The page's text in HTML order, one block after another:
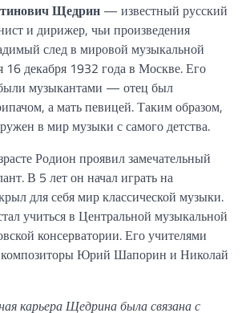
Щедрин — известный русский
и дирижер, чьи произведения
след в мировой музыкальной
16 декабря 1932 года в Москве. Его
музыкантами — отец был
а мать певицей. Таким образом,
в мир музыки с самого детства.
Родион проявил замечательный
В 5 лет он начал играть на
для себя мир классической музыки.
учиться в Центральной музыкальной
консерватории. Его учителями
композиторы Юрий Шапорин и Николай
карьера Щедрина была связана с